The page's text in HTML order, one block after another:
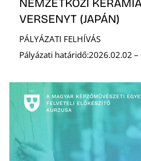
NEMZETKÖZI
VERSENYT (JAPÁN)
PÁLYÁZATI FELHÍVÁS
Pályázati határidő:2026.02.02